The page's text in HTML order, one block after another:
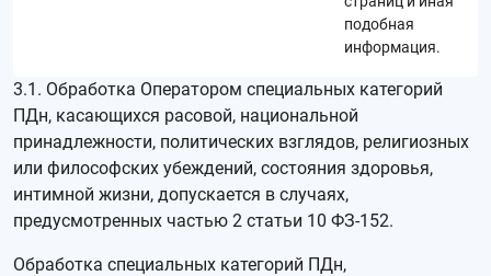
подобная
информация.
3.1. Обработка Оператором специальных категорий
ПДн, касающихся расовой, национальной
принадлежности, политических взглядов, религиозных
или философских убеждений, состояния здоровья,
интимной жизни, допускается в случаях,
предусмотренных частью 2 статьи 10 ФЗ-152.
Обработка специальных категорий ПДн,